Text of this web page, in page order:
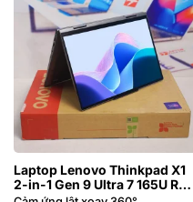
Laptop Lenovo Thinkpad X1
2-in-1 Gen 9 Ultra 7 165U RAM
32GB FHD+ Cảm ứng lật xoay